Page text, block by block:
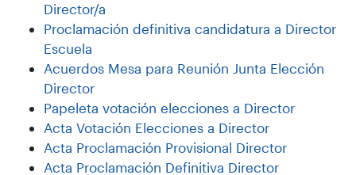
Director/a
Proclamación definitiva candidatura a Director
Escuela
Acuerdos Mesa para Reunión Junta Elección
Director
Papeleta votación elecciones a Director
Acta Votación Elecciones a Director
Acta Proclamación Provisional Director
Acta Proclamación Definitiva Director